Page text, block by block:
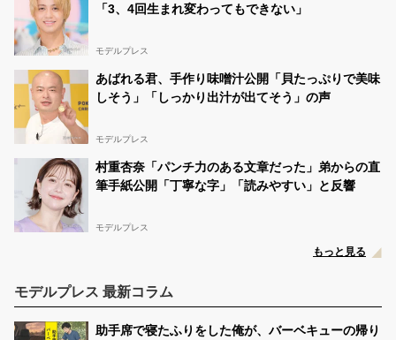
「3、4回生まれ変わってもできない」
モデルプレス
あばれる君、手作り味噌汁公開「貝たっぷりで美味
しそう」「しっかり出汁が出てそう」の声
モデルプレス
村重杏奈「パンチ力のある文章だった」弟からの直
筆手紙公開「丁寧な字」「読みやすい」と反響
モデルプレス
もっと見る
モデルプレス 最新コラム
助手席で寝たふりをした俺が、バーベキューの帰り